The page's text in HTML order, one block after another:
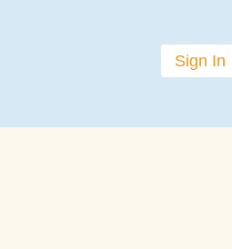
Sign In